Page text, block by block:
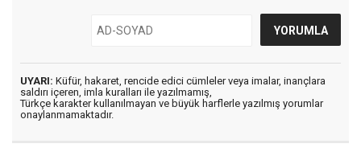
UYARI: Küfür, hakaret, rencide edici cümleler veya imalar, inançlara
saldırı içeren, imla kuralları ile yazılmamış,
Türkçe karakter kullanılmayan ve büyük harflerle yazılmış yorumlar
onaylanmamaktadır.